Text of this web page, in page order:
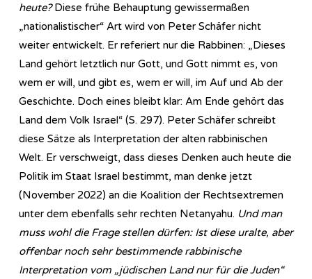
heute?Diese frühe Behauptung gewissermaßen
„nationalistischer“ Art wird von Peter Schäfer nicht
weiter entwickelt. Er referiert nur die Rabbinen: „Dieses
Land gehört letztlich nur Gott, und Gott nimmt es, von
wem er will, und gibt es, wem er will, im Auf und Ab der
Geschichte. Doch eines bleibt klar: Am Ende gehört das
Land dem Volk Israel“ (S. 297). Peter Schäfer schreibt
diese Sätze als Interpretation der alten rabbinischen
Welt. Er verschweigt, dass dieses Denken auch heute die
Politik im Staat Israel bestimmt, man denke jetzt
(November 2022) an die Koalition der Rechtsextremen
unter dem ebenfalls sehr rechten Netanyahu. Und man
muss wohl die Frage stellen dürfen: Ist diese uralte, aber
offenbar noch sehr bestimmende rabbinische
Interpretation vom „jüdischen Land nur für die Juden“